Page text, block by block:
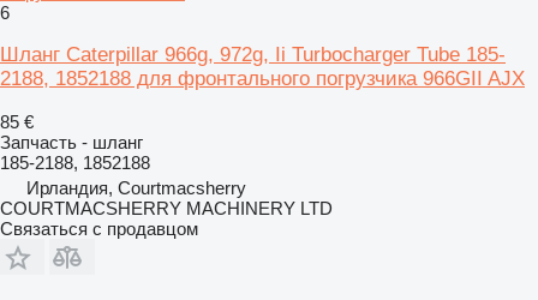
6
Шланг Caterpillar 966g, 972g, Ii Turbocharger Tube 185-
2188, 1852188 для фронтального погрузчика 966GII AJX
85 €
Запчасть - шланг
185-2188, 1852188
Ирландия, Courtmacsherry
COURTMACSHERRY MACHINERY LTD
Связаться с продавцом